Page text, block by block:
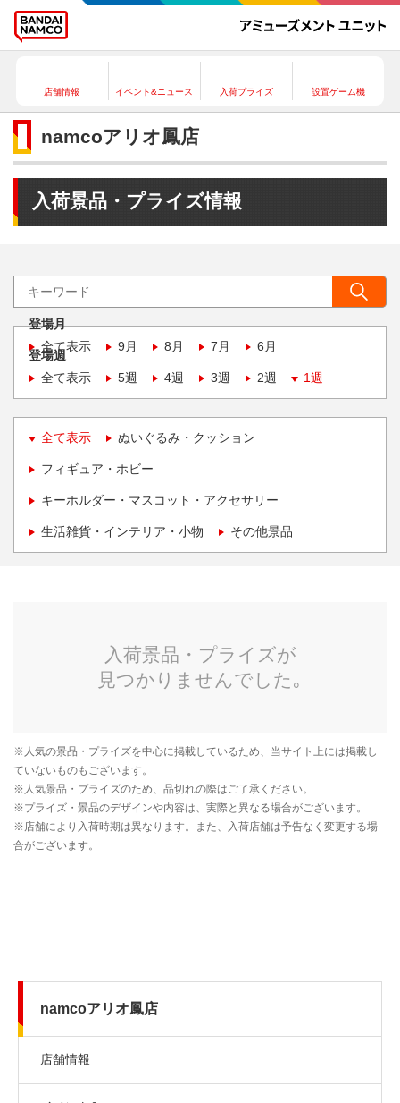
店舗情報 イベント&ニュース 入荷プライズ 設置ゲーム機
namcoアリオ鳳店
入荷景品・プライズ情報
登場月
全て表示
9月 8月 7月 6月
登場週
全て表示
5週 4週 3週 2週 1週
全て表示 ぬいぐるみ・クッション
フィギュア・ホビー
キーホルダー・マスコット・アクセサリー
生活雑貨・インテリア・小物 その他景品
namcoアリオ鳳店
店舗情報